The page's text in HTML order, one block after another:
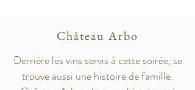
Château Arbo
Derrière les vins servis à cette soirée, se
trouve aussi une histoire de famille.